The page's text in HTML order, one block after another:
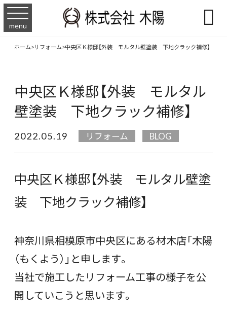
menu 
ホーム>リフォーム>中央区Ｋ様邸【外装 モルタル壁塗装 下地クラック補修】
中央区Ｋ様邸【外装 モルタル
壁塗装 下地クラック補修】
2022.05.19 リフォーム BLOG
中央区Ｋ様邸【外装 モルタル壁塗
装 下地クラック補修】
神奈川県相模原市中央区にある材木店「木陽
（もくよう）」と申します。
当社で施工したリフォーム工事の様子を公
開していこうと思います。